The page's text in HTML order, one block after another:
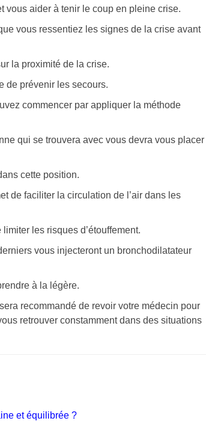
vous aider à tenir le coup en pleine crise.
vous ressentiez les signes de la crise avant
la proximité de la crise.
de prévenir les secours.
commencer par appliquer la méthode
qui se trouvera avec vous devra vous placer
cette position.
de faciliter la circulation de l’air dans les
les risques d’étouffement.
vous injecteront un bronchodilatateur
à la légère.
recommandé de revoir votre médecin pour
retrouver constamment dans des situations
et équilibrée ?